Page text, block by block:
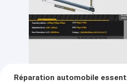
Réparation automobile